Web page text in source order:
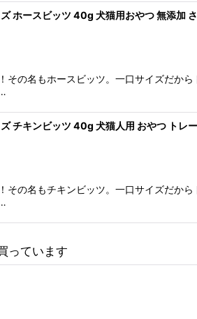
ホースビッツ 40g 犬猫用おやつ 無添加
その名もホースビッツ。一口サイズだか
チキンビッツ 40g 犬猫人用 おやつ ト
その名もチキンビッツ。一口サイズだか
っています